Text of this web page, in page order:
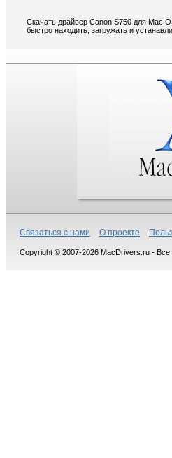
Скачать драйвер Canon S750 для Mac
быстро находить, загружать и
Связаться с нами О проекте
Copyright © 2007-2026 MacDrivers.ru -